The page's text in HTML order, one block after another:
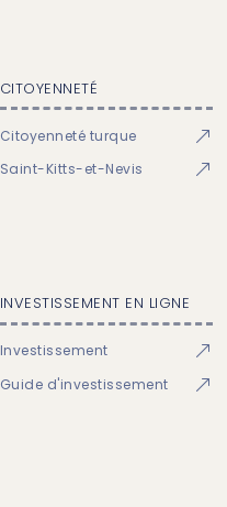
CITOYENNETÉ
Citoyenneté turque
Saint-Kitts-et-Nevis
INVESTISSEMENT EN LIGNE
Investissement
Guide d'investissement